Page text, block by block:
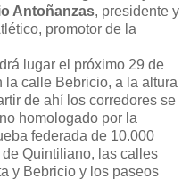
Antoñanzas, presidente y
promotor de la
lugar el próximo 29 de
la calle Bebricio, a la altura
de ahí los corredores se
homologado por la
federada de 10.000
Quintiliano, las calles
y Bebricio y los paseos